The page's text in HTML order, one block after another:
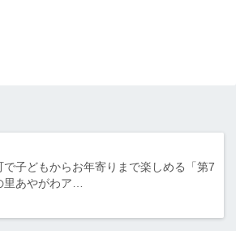
で子どもからお年寄りまで楽しめる「第7
里あやがわア…